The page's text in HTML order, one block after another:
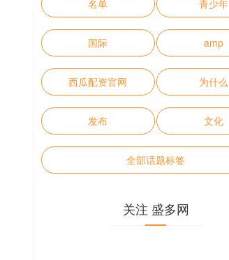
名单 青少年
国际 amp
西瓜配资官网 为什么
发布 文化
全部话题标签
关注 盛多网